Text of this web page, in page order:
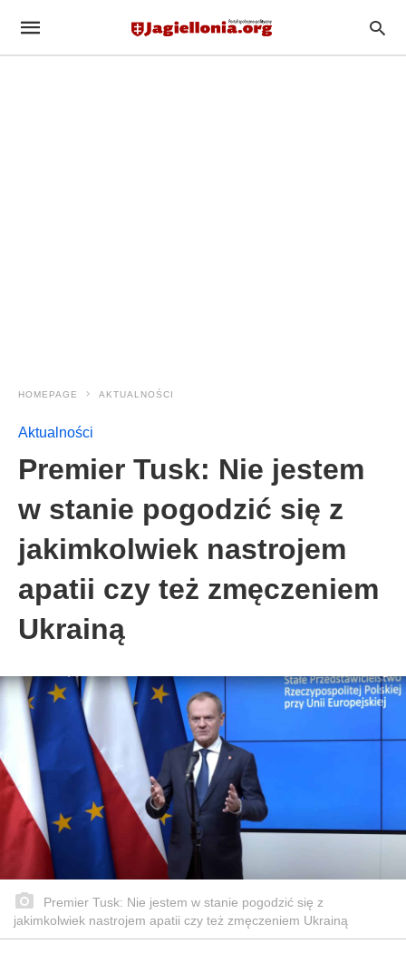
HOMEPAGE AKTUALNOŚCI
Aktualności
Premier Tusk: Nie jestem
w stanie pogodzić się z
jakimkolwiek nastrojem
apatii czy też zmęczeniem
Ukrainą
Premier Tusk: Nie jestem w stanie pogodzić się z
jakimkolwiek nastrojem apatii czy też zmęczeniem Ukrainą